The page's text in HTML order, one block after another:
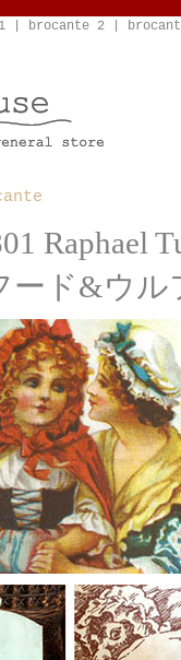
brocante 2
Raphael
ード&ウ